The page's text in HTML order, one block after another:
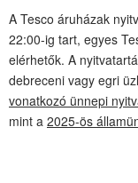
A Tesco áruházak
22:00-ig tart, egyes
elérhetők. A
debreceni vagy egri
vonatkozó ünnepi
mint a 2025-ös